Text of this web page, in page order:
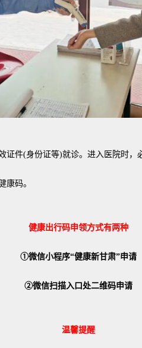
件(身份证等)就诊。进入医院时，
码。
健康出行码申领方式有两种
①微信小程序“健康新甘肃”申请
②微信扫描入口处二维码申请
温馨提醒